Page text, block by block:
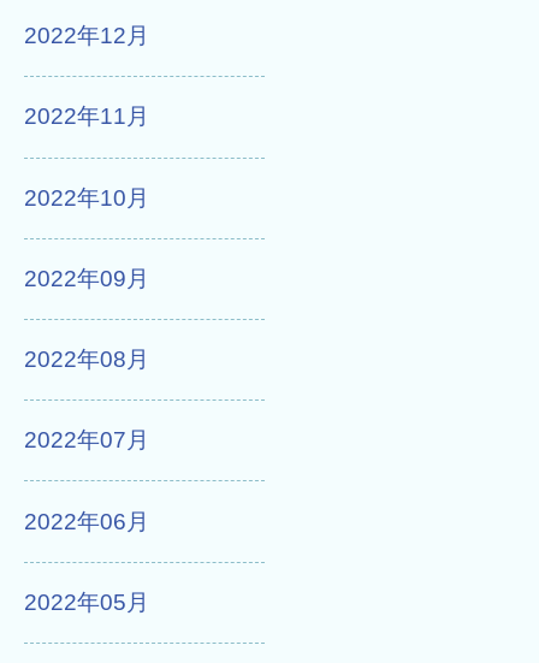
2022年12月
2022年11月
2022年10月
2022年09月
2022年08月
2022年07月
2022年06月
2022年05月